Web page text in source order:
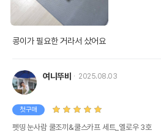
콩이가 필요한 거라서 샀어요
여니뚜비 2025.08.03
첫구매
펫띵 눈사람 쿨조끼&쿨스카프 세트_옐로우 3호